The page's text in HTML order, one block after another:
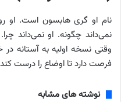
نام او گری هابسون است. او
نمی‌داند چگونه. او نمی‌داند
وقتی نسخه اولیه به آستانه
فرصت دارد تا اوضاع را درست
نوشته های مشابه